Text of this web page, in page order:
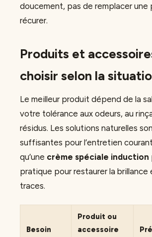
doucement, pas de remplacer une
récurer.
Produits et
choisir selon la
Le meilleur produit dépend de la
votre tolérance aux odeurs, au
résidus. Les solutions naturelles
suffisantes pour l’entretien
qu’une crème spéciale induction
pratique pour restaurer la brillance
traces.
Besoin
Produit ou
accessoire